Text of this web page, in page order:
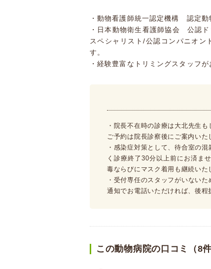
・動物看護師統一認定機構 認定動
・日本動物衛生看護師協会 公認
スペシャリスト/公認コンパニオン
す。
・経験豊富なトリミングスタッフ
・院長不在時の診療は大北先生
ご予約は院長診察後にご案内い
・感染症対策として、待合室の
く診療終了30分以上前にお済ま
毒ならびにマスク着用も継続いた
・受付専任のスタッフがいない
通知でお電話いただければ、後程
この動物病院の口コミ（8件